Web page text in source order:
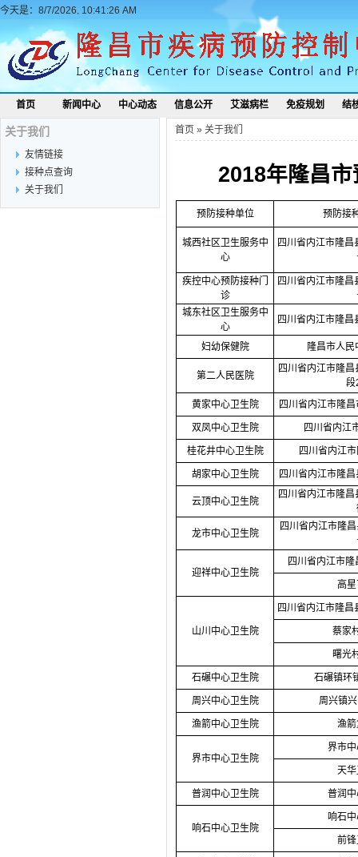
今天是：8/7/2026, 10:41:26 AM
首页 新闻中心 中心动态 信息公开 艾滋病栏 免疫规划 结
关于我们
友情链接
接种点查询
关于我们
首页 » 关于我们
2018年隆昌
预防接种单位 预防接
城西社区卫生服务中
心
四川省内江市隆昌
疾控中心预防接种门
诊
四川省内江市隆昌
城东社区卫生服务中
心
四川省内江市隆昌
妇幼保健院 隆昌市人
第二人民医院
四川省内江市隆
段
黄家中心卫生院
四川省内江市隆
双凤中心卫生院 四川省内江
桂花井中心卫生院 四川省内江
胡家中心卫生院 四川省内江市隆
云顶中心卫生院
四川省内江市隆昌
龙市中心卫生院
四川省内江市隆
迎祥中心卫生院
四川省内江市
高
山川中心卫生院
四川省内江市隆昌
蔡家
曙光
石碾中心卫生院 石碾镇环
周兴中心卫生院 周兴镇
渔箭中心卫生院 渔
界市中心卫生院
界市
天
普润中心卫生院 普润
响石中心卫生院
响石
前